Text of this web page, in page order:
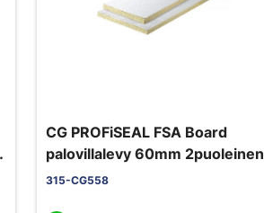
CG PROFiSEAL FSA Board
palovillalevy 60mm 2puoleinen
315-CG558